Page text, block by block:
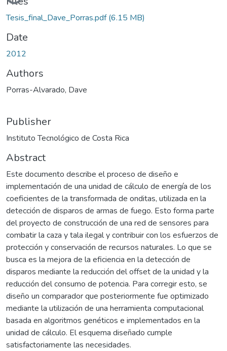
Tesis_final_Dave_Porras.pdf(6.15 MB)
Date
2012
Authors
Porras-Alvarado, Dave
Publisher
Instituto Tecnológico de Costa Rica
Abstract
Este documento describe el proceso de diseño e
implementación de una unidad de cálculo de energía de los
coeficientes de la transformada de onditas, utilizada en la
detección de disparos de armas de fuego. Esto forma parte
del proyecto de construcción de una red de sensores para
combatir la caza y tala ilegal y contribuir con los esfuerzos de
protección y conservación de recursos naturales. Lo que se
busca es la mejora de la eficiencia en la detección de
disparos mediante la reducción del offset de la unidad y la
reducción del consumo de potencia. Para corregir esto, se
diseño un comparador que posteriormente fue optimizado
mediante la utilización de una herramienta computacional
basada en algoritmos genéticos e implementados en la
unidad de cálculo. El esquema diseñado cumple
satisfactoriamente las necesidades.